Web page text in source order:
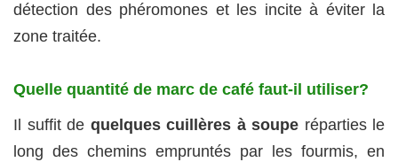
détection des phéromones et les incite à éviter la
zone traitée.
Quelle quantité de marc de café faut-il utiliser?
Il suffit de quelques cuillères à soupe réparties le
long des chemins empruntés par les fourmis, en